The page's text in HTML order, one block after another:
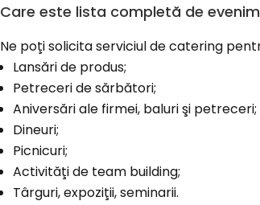
Care este lista completă de
Ne poţi solicita serviciul de catering
Lansări de produs;
Petreceri de sărbători;
Aniversări ale firmei, baluri şi petreceri;
Dineuri;
Picnicuri;
Activităţi de team building;
Târguri, expoziţii, seminarii.